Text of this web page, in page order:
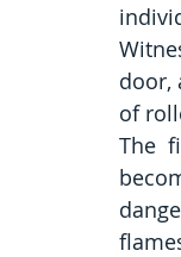
door,
of
The